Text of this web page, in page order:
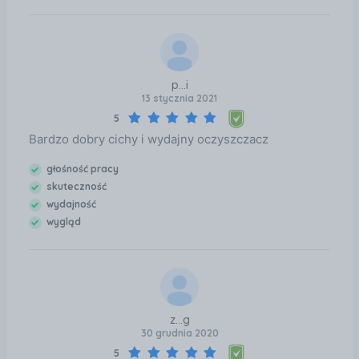
p...i
13 stycznia 2021
5
Bardzo dobry cichy i wydajny oczyszczacz
głośność pracy
skuteczność
wydajność
wygląd
z...g
30 grudnia 2020
5